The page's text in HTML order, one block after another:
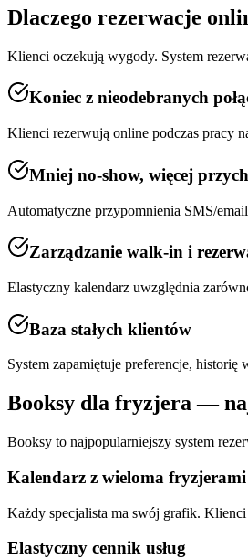
Dlaczego rezerwacje
Klienci oczekują wygody. System
Koniec z nieodebranych
Klienci rezerwują online podczas pracy
Mniej no-show, więcej
Automatyczne przypomnienia SMS/
Zarządzanie walk-in i
Elastyczny kalendarz uwzględnia
Baza stałych klientów
System zapamiętuje preferencje,
Booksy dla fryzjera—
Booksy to najpopularniejszy system
Kalendarz z wieloma fryzjerami
Każdy specjalista ma swój grafik.
Elastyczny cennik usług